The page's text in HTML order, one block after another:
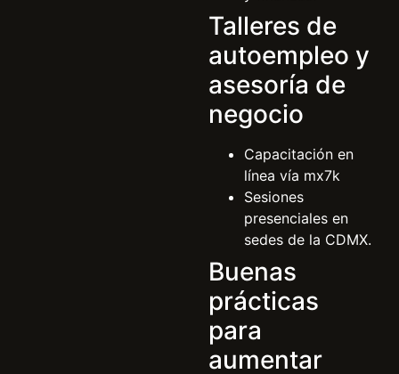
Talleres de
autoempleo y
asesoría de
negocio
Capacitación en
línea vía mx7k
Sesiones
presenciales en
sedes de la CDMX.
Buenas
prácticas
para
aumentar